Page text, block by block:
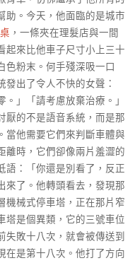
助。今天，他面臨的是城市
，一條夾在理髮店與一間
起來比他車子尺寸小上三十
色粉末。何手殘深吸一口
出了令人不快的女聲：
。」「請考慮放棄治療。」
厭的不是語音系統，而是那
當他需要它們來判斷車體與
離時，它們卻像兩片羞澀的
語：「你還是別看了，反正
來了。他轉頭看去，發現那
機械式停車塔，正在那片窄
塔是個異類，它的三號車位
失敗十八次，就會被傳送到
在是第十八次。他打了方向